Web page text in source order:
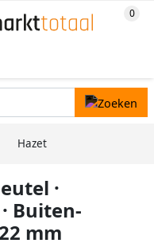
Hazet
·
Buiten-
mm